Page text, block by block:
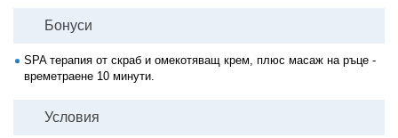
Бонуси
SPA терапия от скраб и омекотяващ крем, плюс масаж на ръце -
времетраене 10 минути.
Условия